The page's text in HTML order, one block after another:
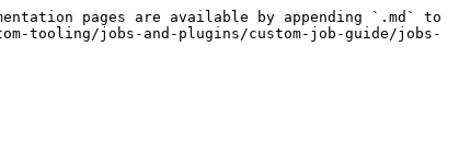
pages are available by appending `.md` to
tooling/jobs-and-plugins/custom-job-guide/jobs-